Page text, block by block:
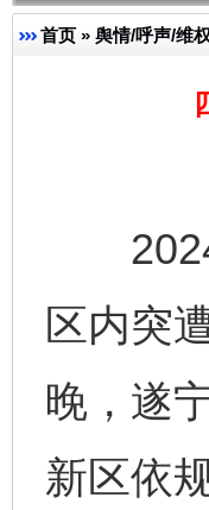
首页 » 舆情/呼声/维权
2024
区内突
晚，遂
新区依